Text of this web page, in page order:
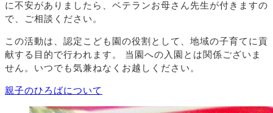
に不安がありましたら、ベテランお母さん先生が付きますの
で、ご相談ください。
この活動は、認定こども園の役割として、地域の子育てに貢
献する目的で行われます。
当園への入園とは関係ございま
せん。いつでも気兼ねなくお越しください。
親子のひろばについて